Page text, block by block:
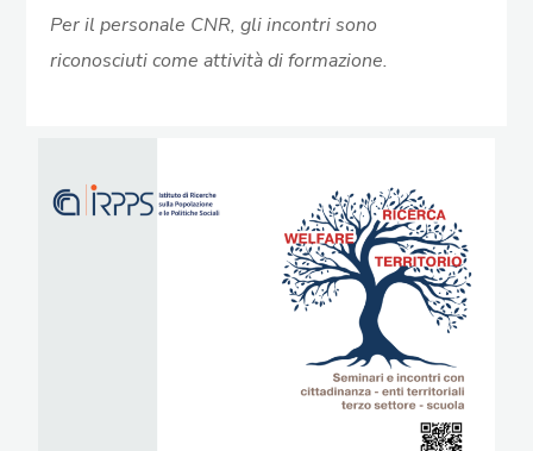
Per il personale CNR, gli incontri sono
riconosciuti come attività di formazione.